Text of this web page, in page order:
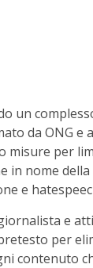
un
da ONG e
misure per
in nome
e
e
pretesto per
contenuto